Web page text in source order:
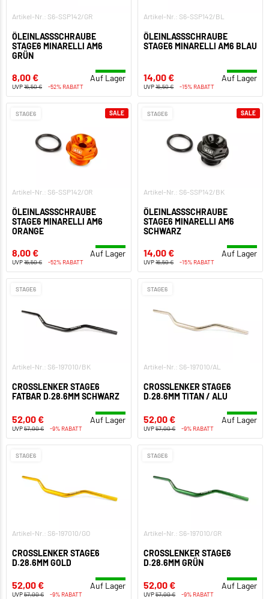
Artikel-Nr.: S6-SSP142/GR
ÖLEINLASSSCHRAUBE
STAGE6 MINARELLI AM6
GRÜN
8,00 € Auf Lager
UVP16,50 € -52% RABATT
Artikel-Nr.: S6-SSP142/BL
ÖLEINLASSSCHRAUBE
STAGE6 MINARELLI AM6 BLAU
14,00 € Auf Lager
UVP16,50 € -15% RABATT
STAGE6
Artikel-Nr.: S6-SSP142/OR
ÖLEINLASSSCHRAUBE
STAGE6 MINARELLI AM6
ORANGE
8,00 € Auf Lager
UVP16,50 € -52% RABATT
SALE STAGE6
Artikel-Nr.: S6-SSP142/BK
ÖLEINLASSSCHRAUBE
STAGE6 MINARELLI AM6
SCHWARZ
14,00 € Auf Lager
UVP16,50 € -15% RABATT
SALE
STAGE6
Artikel-Nr.: S6-197010/BK
CROSSLENKER STAGE6
FATBAR D.28.6MM SCHWARZ
52,00 € Auf Lager
UVP57,00 € -9% RABATT
STAGE6
Artikel-Nr.: S6-197010/AL
CROSSLENKER STAGE6
D.28.6MM TITAN / ALU
52,00 € Auf Lager
UVP57,00 € -9% RABATT
STAGE6
Artikel-Nr.: S6-197010/GO
CROSSLENKER STAGE6
D.28.6MM GOLD
52,00 € Auf Lager
UVP57,00 € -9% RABATT
STAGE6
Artikel-Nr.: S6-197010/GR
CROSSLENKER STAGE6
D.28.6MM GRÜN
52,00 € Auf Lager
UVP57,00 € -9% RABATT